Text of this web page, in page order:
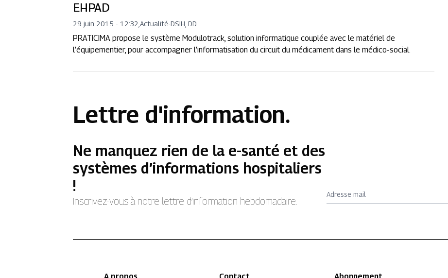
EHPAD
29 juin 2015 - 12:32 ,Actualité-DSIH, DD
PRATICIMA propose le système Modulotrack, solution informatique couplée avec le matériel de
l’équipementier, pour accompagner l’informatisation du circuit du médicament dans le médico-social.
Lettre d'information.
Ne manquez rien de la e-santé et des
systèmes d’informations hospitaliers
!
Inscrivez-vous à notre lettre d’information hebdomadaire.
Adresse mail